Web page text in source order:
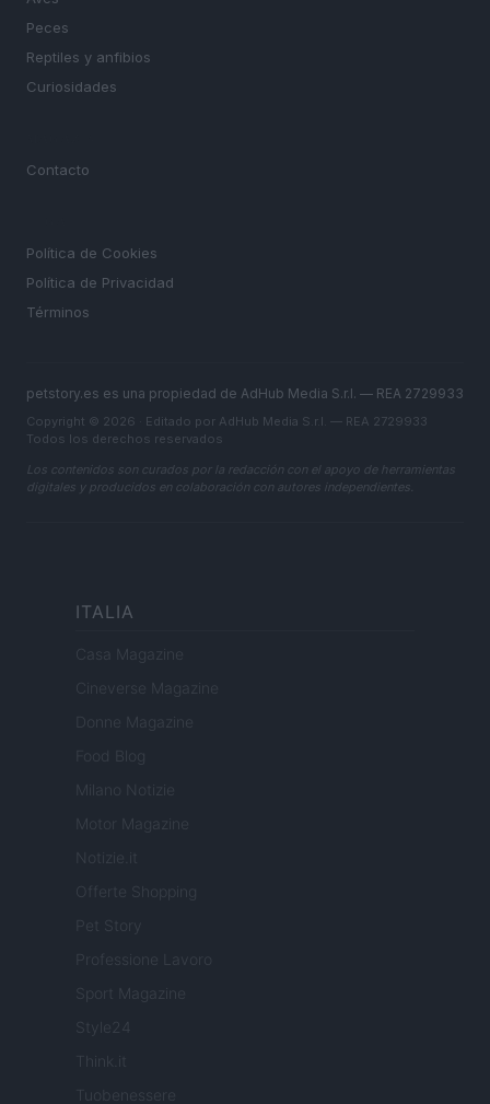
Peces
Reptiles y anfibios
Curiosidades
Contacto
Política de Cookies
Política de Privacidad
Términos
petstory.es es una propiedad de AdHub Media S.r.l. — REA 2729933
Copyright © 2026 · Editado por AdHub Media S.r.l. — REA 2729933
Todos los derechos reservados
Los contenidos son curados por la redacción con el apoyo de herramientas
digitales y producidos en colaboración con autores independientes.
ITALIA
Casa Magazine
Cineverse Magazine
Donne Magazine
Food Blog
Milano Notizie
Motor Magazine
Notizie.it
Offerte Shopping
Pet Story
Professione Lavoro
Sport Magazine
Style24
Think.it
Tuobenessere